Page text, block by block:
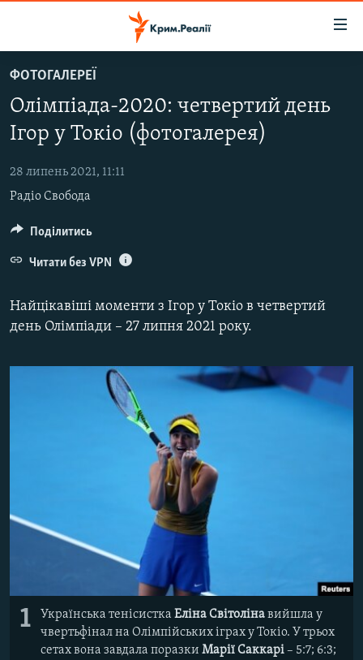
до
основного
матеріалу
Перейти
до
навігації
Перейти
пошуку
ВОДА.КРИМ
ВІДЕО ТА ФОТО
ПОЛІТИКА
БЛОГИ
ПОГЛЯД
ІНТЕРВ'Ю
СПЕЦПРОЕКТИ
ВІДЕОУРОКИ «ELIFBE»
СВІДЧЕННЯ ОКУПАЦІЇ
УКРАЇНСЬКА ПРОБЛЕМА КРИМУ
Усі сайти RFE/RL
ФОТОГАЛЕРЕЇ
Олімпіада-2020: четвертий день
Ігор у Токіо (фотогалерея)
28 липень 2021, 11:11
Радіо Свобода
Найцікавіші моменти з Ігор у Токіо в четвертий
день Олімпіади – 27 липня 2021 року.
1 Українська тенісистка Еліна Світолінавийшла у
чвертьфінал на Олімпійських іграх у Токіо. У трьох
сетах вона завдала поразки Марії Саккарі– 5:7; 6:3;
Поділитись
Читати без VPN